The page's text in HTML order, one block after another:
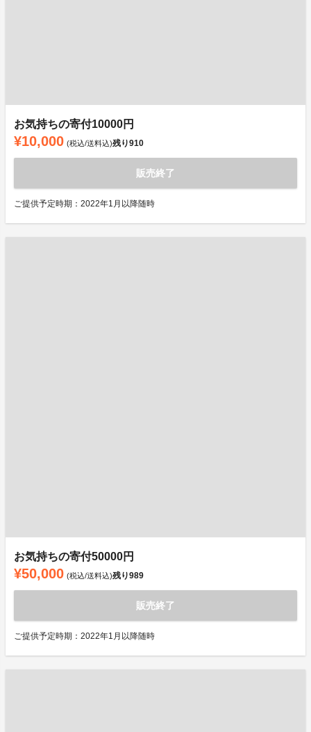
お気持ちの寄付10000円
¥10,000 (税込/送料込)残り910
販売終了
ご提供予定時期：2022年1月以降随時
お気持ちの寄付50000円
¥50,000 (税込/送料込)残り989
販売終了
ご提供予定時期：2022年1月以降随時